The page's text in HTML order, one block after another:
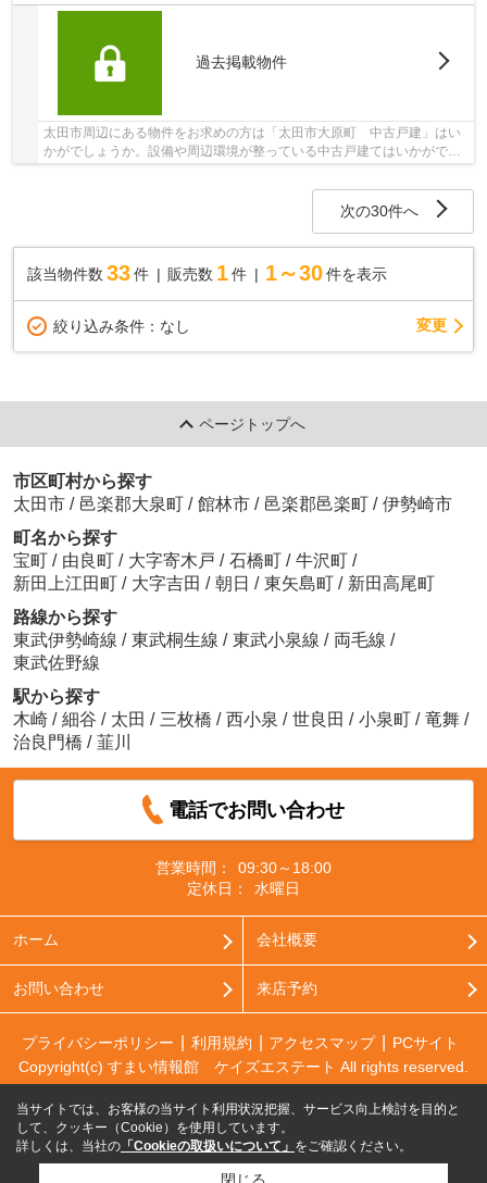
過去掲載物件
太田市周辺にある物件をお求めの方は「太田市大原町 中古戸建」はい
かがでしょうか。設備や周辺環境が整っている中古戸建てはいかがでし
ょうか。新しい物件ではありませんが、不便な...
次の30件へ
該当物件数 33件 販売数 1 件 1～30 件を表示
絞り込み条件： なし 変更
ページトップへ
市区町村から探す
太田市 / 邑楽郡大泉町 / 館林市 / 邑楽郡邑楽町 / 伊勢崎市
町名から探す
宝町 / 由良町 / 大字寄木戸 / 石橋町 / 牛沢町 /
新田上江田町 / 大字吉田 / 朝日 / 東矢島町 / 新田高尾町
路線から探す
東武伊勢崎線 / 東武桐生線 / 東武小泉線 / 両毛線 /
東武佐野線
駅から探す
木崎 / 細谷 / 太田 / 三枚橋 / 西小泉 / 世良田 / 小泉町 / 竜舞 /
治良門橋 / 韮川
電話でお問い合わせ
営業時間：
09:30～18:00
定休日：
水曜日
ホーム 会社概要
お問い合わせ 来店予約
プライバシーポリシー 利用規約 アクセスマップ
PCサイト
Copyright(c) すまい情報館 ケイズエステート All rights reserved.
当サイトでは、お客様の当サイト利用状況把握、サービス向上検討を目的と
して、クッキー（Cookie）を使用しています。
詳しくは、当社の 「Cookieの取扱いについて」 をご確認ください。